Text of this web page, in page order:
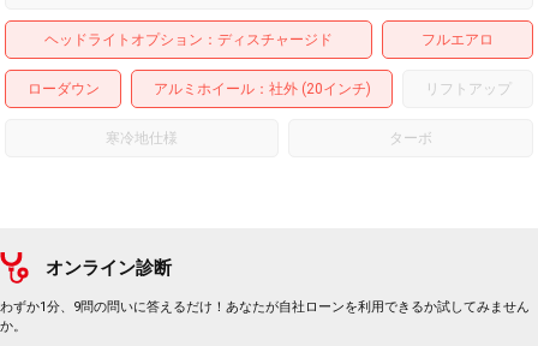
ヘッドライトオプション ディスチャージド フルエアロ
ローダウン アルミホイール：社外 (20インチ) リフトアップ
寒冷地仕様 ターボ
オンライン診断
わずか1分、9問の問いに答えるだけ！あなたが自社ローンを利用できるか試してみません
か。